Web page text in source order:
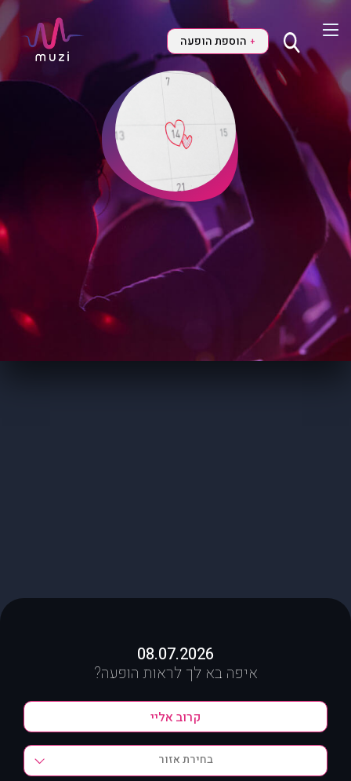
+ הוספת הופעה
08.07.2026
איפה בא לך לראות הופעה?
בחירת אזור